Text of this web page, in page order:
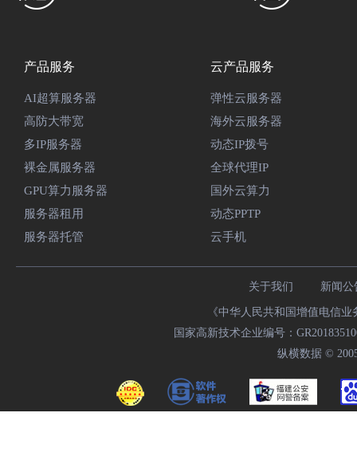
产品服务
AI超算服务器
高防大带宽
多IP服务器
裸金属服务器
GPU算力服务器
服务器租用
服务器托管
云产品服务
弹性云服务器
海外云服务器
动态IP拨号
全球代理IP
国外云算力
动态PPTP
云手机
关于我们 新闻公
《中华人民共和国增值电信
国家高新技术企业编号：
纵横数据 ©